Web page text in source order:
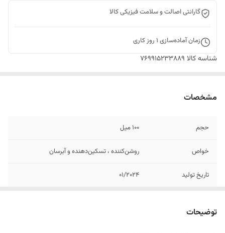
گارانتی اصالت و سلامت فیزیکی کالا
زمان آماده‌سازی 1 روز کاری
شناسه کالا 769915233889
مشخصات
حجم 100 میل
خواص روشن‌کننده ، تسکین‌دهنده و آبرسان
تاریخ تولید 01/2024
توضیحات